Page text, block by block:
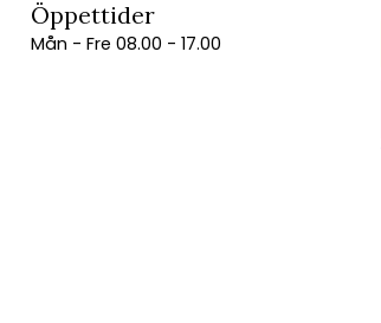
Öppettider
Mån - Fre 08.00 - 17.00